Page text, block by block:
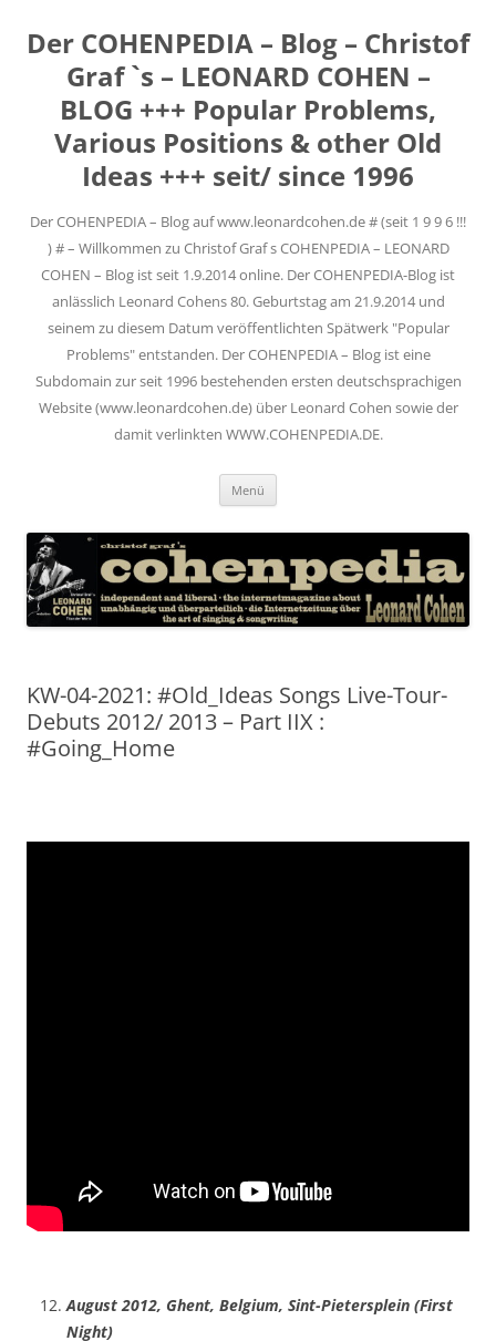
Der COHENPEDIA – Blog – Christof
Graf `s – LEONARD COHEN –
BLOG +++ Popular Problems,
Various Positions & other Old
Ideas +++ seit/ since 1996
Der COHENPEDIA – Blog auf www.leonardcohen.de # (seit 1 9 9 6 !!!
) # – Willkommen zu Christof Graf s COHENPEDIA – LEONARD
COHEN – Blog ist seit 1.9.2014 online. Der COHENPEDIA-Blog ist
anlässlich Leonard Cohens 80. Geburtstag am 21.9.2014 und
seinem zu diesem Datum veröffentlichten Spätwerk "Popular
Problems" entstanden. Der COHENPEDIA – Blog ist eine
Subdomain zur seit 1996 bestehenden ersten deutschsprachigen
Website (www.leonardcohen.de) über Leonard Cohen sowie der
damit verlinkten WWW.COHENPEDIA.DE.
Menü
KW-04-2021: #Old_Ideas Songs Live-Tour-
Debuts 2012/ 2013 – Part IIX :
#Going_Home
August 2012, Ghent, Belgium, Sint-Pietersplein (First
Night)